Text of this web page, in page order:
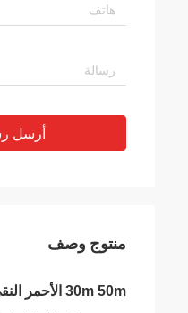
أرسل
منتوج وصف
30m 50m الأحمر النقي شبكة أسلاك النحاس شاشة أداء تدريع جيد